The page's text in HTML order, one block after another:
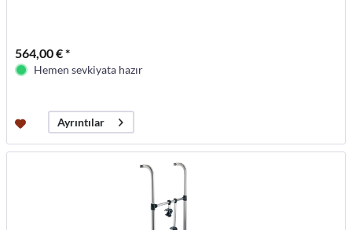
564,00 € *
Hemen sevkiyata hazır
Ayrıntılar